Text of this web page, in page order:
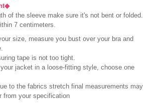
of the sleeve make sure it's not bent or folded.
7 centimeters.
size, measure you bust over your bra and
tape is not too tight.
jacket in a loose-fitting style, choose one
to the fabrics stretch final measurements may
from your specification